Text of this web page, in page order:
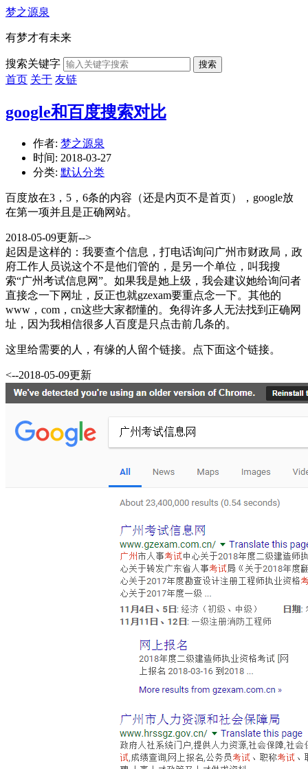
梦之源泉
有梦才有未来
搜索关键字 搜索
首页 关于 友链
google和百度搜索对比
作者: 梦之源泉
时间: 2018-03-27
分类: 默认分类
百度放在3，5，6条的内容（还是内页不是首页），google放
在第一项并且是正确网站。
2018-05-09更新-->
起因是这样的：我要查个信息，打电话询问广州市财政局，政
府工作人员说这个不是他们管的，是另一个单位，叫我搜
索“广州考试信息网”。如果我是她上级，我会建议她给询问者
直接念一下网址，反正也就gzexam要重点念一下。其他的
www，com，cn这些大家都懂的。免得许多人无法找到正确网
址，因为我相信很多人百度是只点击前几条的。
这里给需要的人，有缘的人留个链接。点下面这个链接。
<--2018-05-09更新